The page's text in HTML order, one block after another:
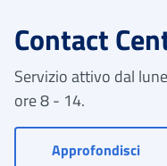
Contact
Servizio attivo dal
ore 8 - 14.
Approfondisci-